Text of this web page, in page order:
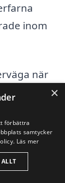
inom
när
×
förbättra
samtycker
Läs mer